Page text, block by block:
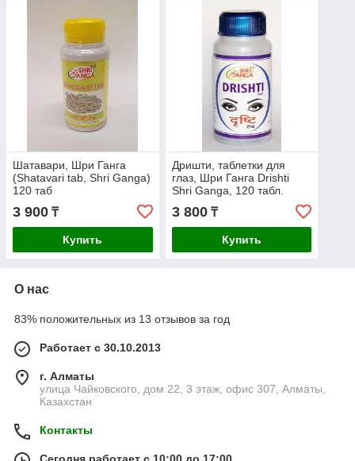
Шатавари, Шри Ганга
(Shatavari tab, Shri Ganga)
120 таб
3 900 ₸
Купить
Дришти, таблетки для
глаз, Шри Ганга Drishti
Shri Ganga, 120 табл.
3 800₸
Купить
О нас
83% положительных из 13 отзывов за год
Работает с 30.10.2013
г. Алматы
улица Чайковского, дом 22, 3 этаж, офис 307, Алматы,
Казахстан
Контакты